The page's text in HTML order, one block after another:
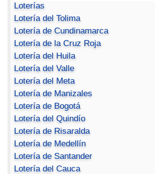
Loterías
Lotería del Tolima
Lotería de Cundinamarca
Lotería de la Cruz Roja
Lotería del Huila
Lotería del Valle
Lotería del Meta
Lotería de Manizales
Lotería de Bogotá
Lotería del Quindío
Lotería de Risaralda
Lotería de Medellín
Lotería de Santander
Lotería del Cauca